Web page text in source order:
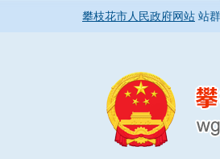
攀枝花市人民政府网站 站群